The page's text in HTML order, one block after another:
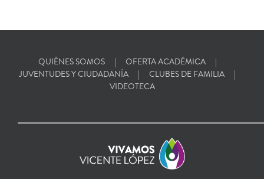
QUIÉNES SOMOS
OFERTA ACADÉMICA
JUVENTUDES Y CIUDADANÍA
CLUBES DE FAMILIA
VIDEOTECA